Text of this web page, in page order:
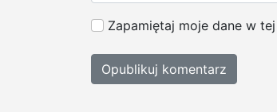
Zapamiętaj moje dane w